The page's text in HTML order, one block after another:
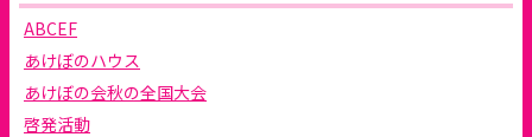
ABCEF
あけぼのハウス
あけぼの会秋の全国大会
啓発活動